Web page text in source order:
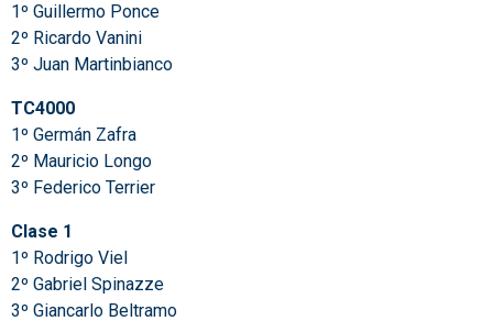
1º Guillermo Ponce
2º Ricardo Vanini
3º Juan Martinbianco
TC4000
1º Germán Zafra
2º Mauricio Longo
3º Federico Terrier
Clase 1
1º Rodrigo Viel
2º Gabriel Spinazze
3º Giancarlo Beltramo